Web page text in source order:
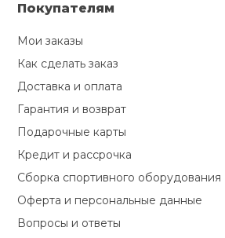
Покупателям
Мои заказы
Как сделать заказ
Доставка и оплата
Гарантия и возврат
Подарочные карты
Кредит и рассрочка
Сборка спортивного оборудования
Оферта и персональные данные
Вопросы и ответы